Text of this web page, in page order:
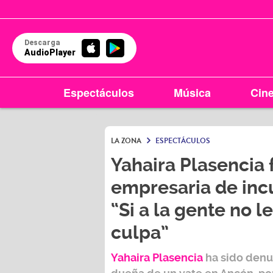
Descarga
AudioPlayer
Espectáculos Música
LA ZONA ESPECTÁCULOS
Yahaira
empresaria de
“Si a la gente no
culpa”
Yahaira Plasencia ha sido